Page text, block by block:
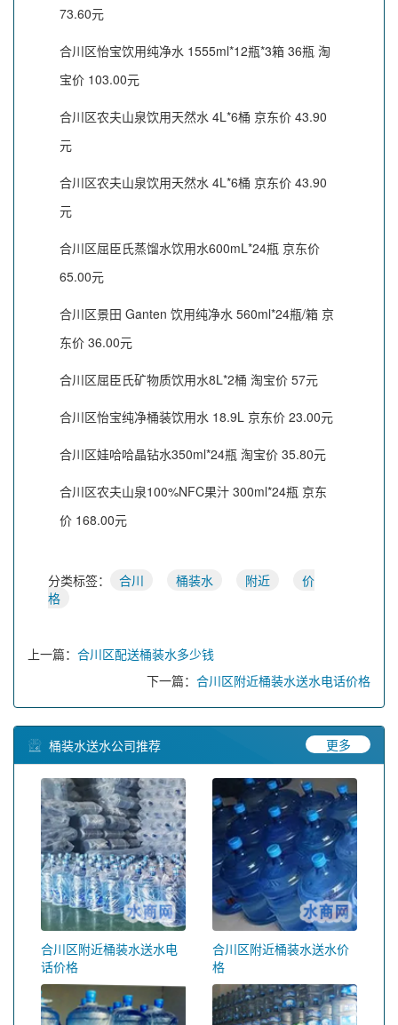
73.60元
合川区怡宝饮用纯净水 1555ml*12瓶*3箱 36瓶 淘
宝价 103.00元
合川区农夫山泉饮用天然水 4L*6桶 京东价 43.90
元
合川区农夫山泉饮用天然水 4L*6桶 京东价 43.90
元
合川区屈臣氏蒸馏水饮用水600mL*24瓶 京东价
65.00元
合川区景田 Ganten 饮用纯净水 560ml*24瓶/箱 京
东价 36.00元
合川区屈臣氏矿物质饮用水8L*2桶 淘宝价 57元
合川区怡宝纯净桶装饮用水 18.9L 京东价 23.00元
合川区娃哈哈晶钻水350ml*24瓶 淘宝价 35.80元
合川区农夫山泉100%NFC果汁 300ml*24瓶 京东
价 168.00元
分类标签： 合川 桶装水 附近
价
格
上一篇： 合川区配送桶装水多少钱
下一篇： 合川区附近桶装水送水电话价格
桶装水送水公司推荐 更多
合川区附近桶装水送水电
话价格
合川区附近桶装水送水价
格